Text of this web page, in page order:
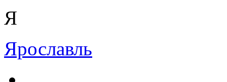
Я
Ярославль